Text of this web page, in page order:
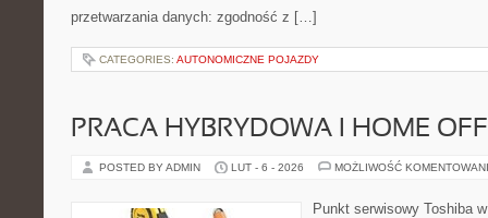
przetwarzania danych: zgodność z […]
CATEGORIES: AUTONOMICZNE POJAZDY
PRACA HYBRYDOWA I HOME
POSTED BY ADMIN LUT - 6 - 2026 MOŻLIWOŚĆ
Punkt serwisowy Toshiba